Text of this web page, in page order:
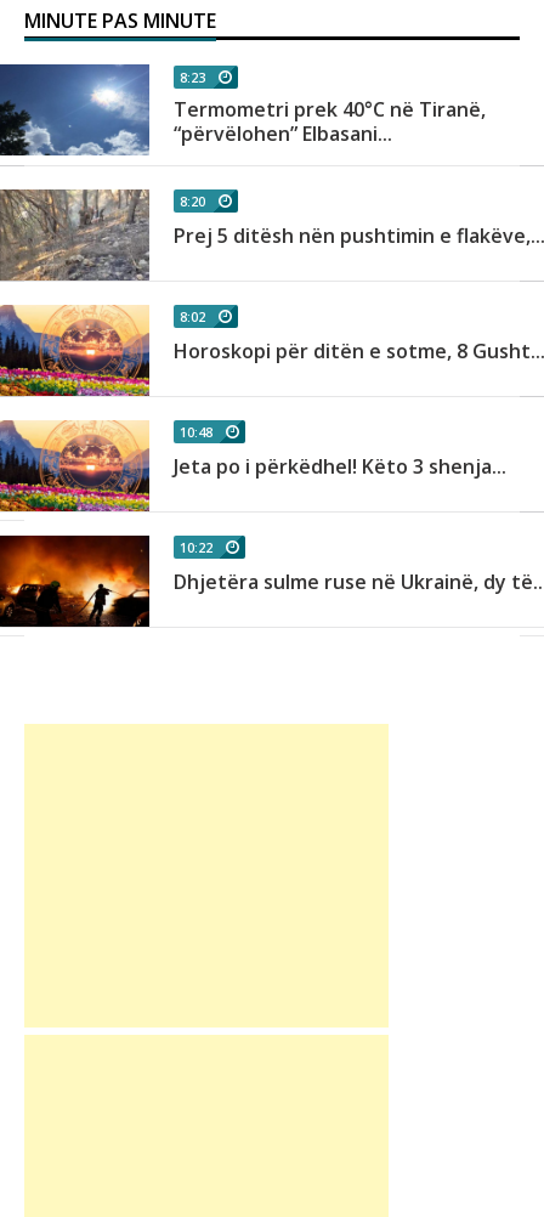
MINUTE PAS MINUTE
8:23
Termometri prek 40°C në Tiranë,
“përvëlohen” Elbasani...
8:20
Prej 5 ditësh nën pushtimin e flakëve,...
8:02
Horoskopi për ditën e sotme, 8 Gusht...
10:48
Jeta po i përkëdhel! Këto 3 shenja...
10:22
Dhjetëra sulme ruse në Ukrainë, dy